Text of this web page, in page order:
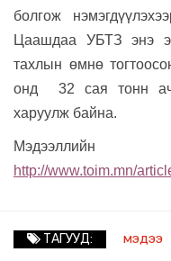
болгож
Цаашдаа УБТЗ энэ
тахлын өмнө
онд 32 сая тонн
харуулж байна.
http://www.toim.mn/
ТАГУУД: мэдээ